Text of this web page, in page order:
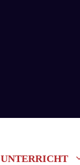
UNTERRICHT